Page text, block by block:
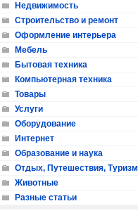
Недвижимость
Строительство и ремонт
Оформление интерьера
Мебель
Бытовая техника
Компьютерная техника
Товары
Услуги
Оборудование
Интернет
Образование и наука
Отдых, Путешествия, Туризм
Животные
Разные статьи